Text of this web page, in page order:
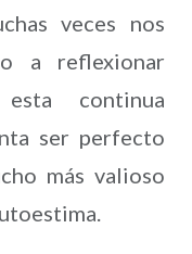
veces nos
a reflexionar
continua
ser perfecto
más valioso